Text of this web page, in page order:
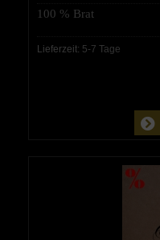
100 % Brat
Lieferzeit: 5-7 Tage